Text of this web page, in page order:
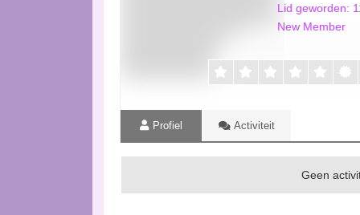
Lid geworden:
New Member
Profiel Activiteit
Geen